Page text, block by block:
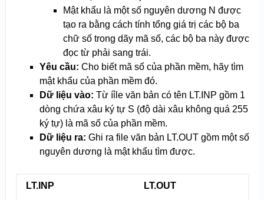
Mật khẩu là một số nguyên dương N được
tạo ra bằng cách tính tổng giá trị các bộ ba
chữ số trong dãy mã số, các bộ ba này được
đọc từ phải sang trái.
Yêu cầu: Cho biết mã số của phần mềm, hãy tìm
mật khẩu của phần mềm đó.
Dữ liệu vào: Từ íỉle văn bản có tên LT.INP gồm 1
dòng chứa xâu ký tự S (độ dài xâu không quá 255
ký tự) là mã số của phần mềm.
Dữ liệu ra: Ghi ra file văn bản LT.OUT gồm một số
nguyên dương là mật khẩu tìm được.
LT.INP LT.OUT